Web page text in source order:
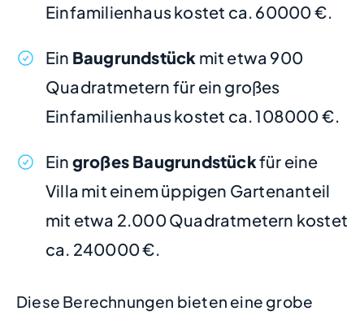
Einfamilienhaus kostet ca. 60000 €.
Ein Baugrundstück mit etwa 900
Quadratmetern für ein großes
Einfamilienhaus kostet ca. 108000 €.
Ein großes Baugrundstückfür eine
Villa mit einem üppigen Gartenanteil
mit etwa 2.000 Quadratmetern kostet
ca. 240000 €.
Diese Berechnungen bieten eine grobe